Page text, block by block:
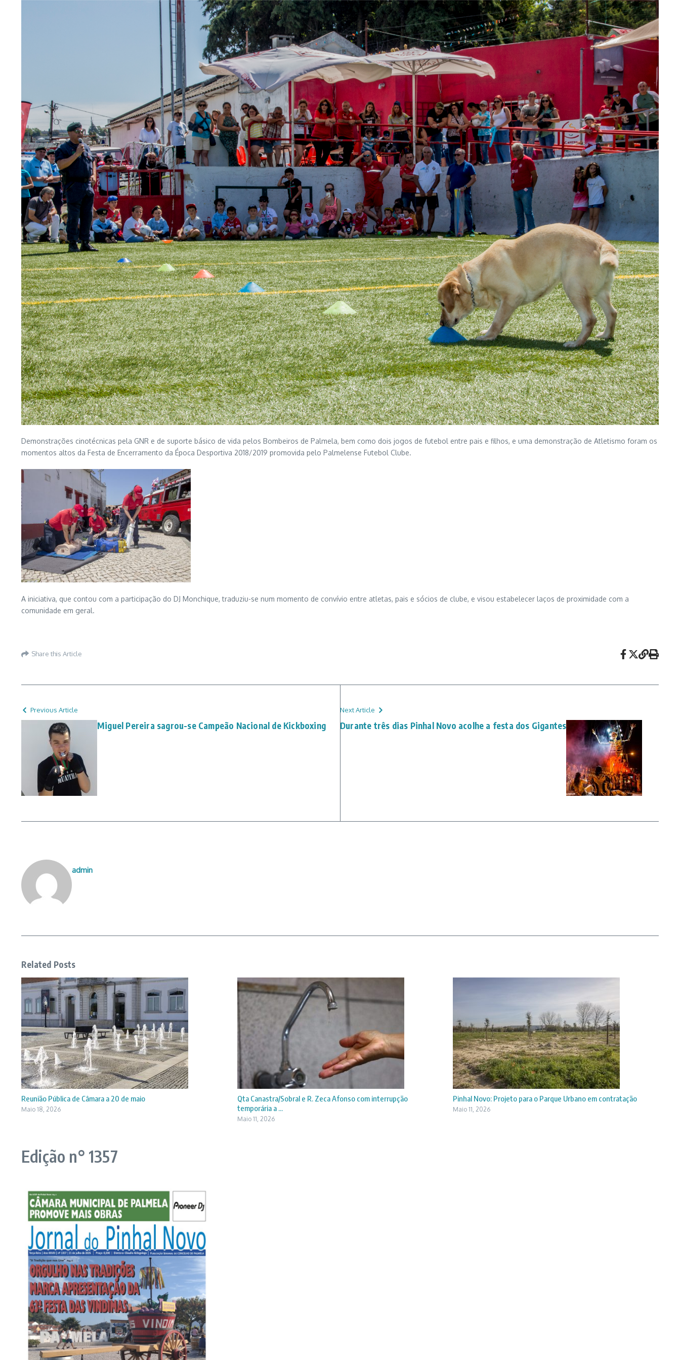
Demonstrações cinotécnicas pela GNR e de suporte básico de vida pelos Bombeiros de Palmela, bem como dois jogos de futebol entre pais e filhos, e uma demonstração de Atletismo foram os
momentos altos da Festa de Encerramento da Época Desportiva 2018/2019 promovida pelo Palmelense Futebol Clube.
A iniciativa, que contou com a participação do DJ Monchique, traduziu-se num momento de convívio entre atletas, pais e sócios de clube, e visou estabelecer laços de proximidade com a
comunidade em geral.
Share this Article
Previous Article
Miguel Pereira sagrou-se Campeão Nacional de Kickboxing
Next Article
Durante três dias Pinhal Novo acolhe a festa dos Gigantes
admin
Related Posts
Reunião Pública de Câmara a 20 de maio
Maio 18, 2026
Qta Canastra/Sobral e R. Zeca Afonso com interrupção
temporária a ...
Maio 11, 2026
Pinhal Novo: Projeto para o Parque Urbano em contratação
Maio 11, 2026
Edição n° 1357